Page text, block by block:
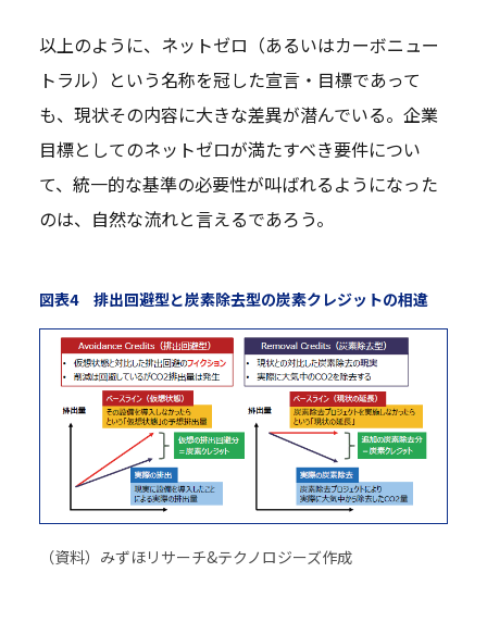
以上のように、ネットゼロ（あるいはカーボニュー
トラル）という名称を冠した宣言・目標であって
も、現状その内容に大きな差異が潜んでいる。企業
目標としてのネットゼロが満たすべき要件につい
て、統一的な基準の必要性が叫ばれるようになった
のは、自然な流れと言えるであろう。
図表4 排出回避型と炭素除去型の炭素クレジットの相違
（資料）みずほリサーチ&テクノロジーズ作成